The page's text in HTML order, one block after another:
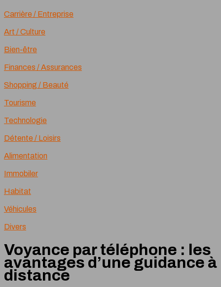
Carrière / Entreprise
Art / Culture
Bien-être
Finances / Assurances
Shopping / Beauté
Tourisme
Technologie
Détente / Loisirs
Alimentation
Immobiler
Habitat
Véhicules
Divers
Voyance par téléphone : les
avantages d’une guidance à
distance